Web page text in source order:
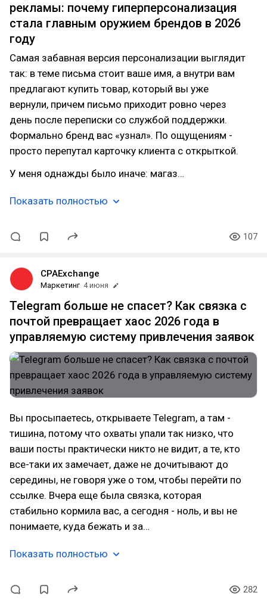
рекламы: почему гиперперсонализация
стала главным оружием брендов в 2026
году
Самая забавная версия персонализации выглядит
так: в теме письма стоит ваше имя, а внутри вам
предлагают купить товар, который вы уже
вернули, причем письмо приходит ровно через
день после переписки со службой поддержки.
Формально бренд вас «узнал». По ощущениям -
просто перепутал карточку клиента с открыткой.
У меня однажды было иначе: магаз…
Показать полностью
107
CPAExchange
Маркетинг 4 июня
Telegram больше не спасет? Как связка с
почтой превращает хаос 2026 года в
управляемую систему привлечения заявок
Вы просыпаетесь, открываете Telegram, а там -
тишина, потому что охваты упали так низко, что
ваши посты практически никто не видит, а те, кто
все-таки их замечает, даже не дочитывают до
середины, не говоря уже о том, чтобы перейти по
ссылке. Вчера еще была связка, которая
стабильно кормила вас, а сегодня - ноль, и вы не
понимаете, куда бежать и за…
Показать полностью
282